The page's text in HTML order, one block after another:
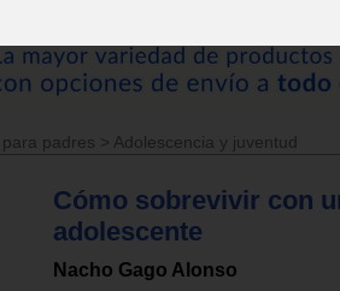
padres > Adolescencia y juventud
Cómo sobrevivir con
adolescente
Nacho Gago Alonso